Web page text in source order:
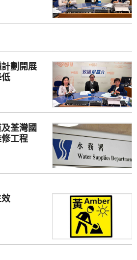
劃開展
荃灣國
工程